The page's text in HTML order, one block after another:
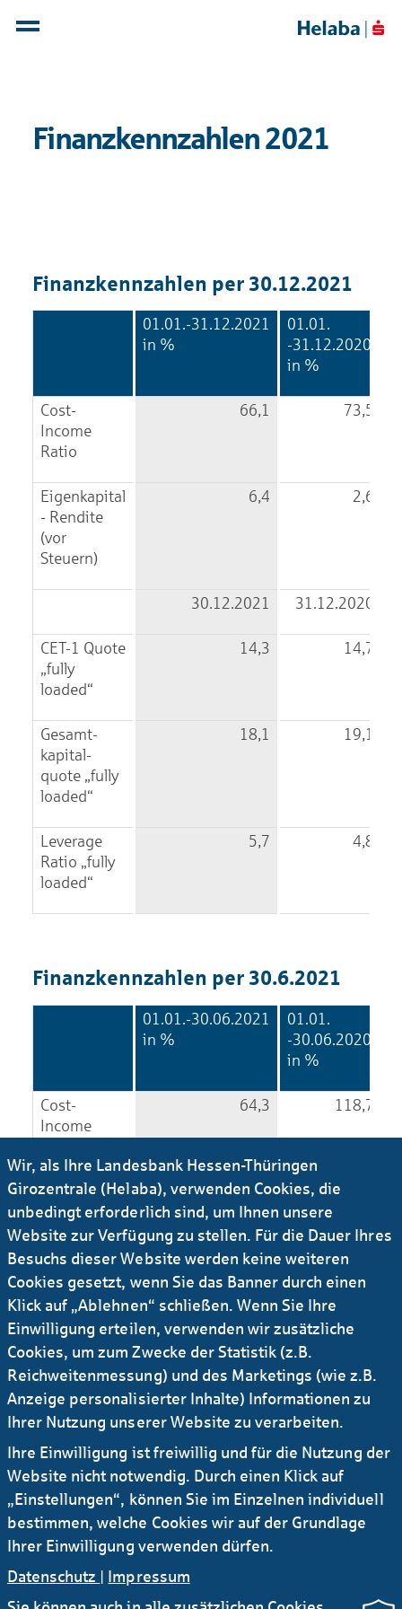
Finanz­kenn­zahlen 2021
Finanz­kenn­zahlen per 30.12.2021
01.01.-31.12.2021
in %
01.01.
-31.12.2020
in %
Cost-
Income
Ratio
66,1 73,5
Eigenkapital
- Rendite
(vor
Steuern)
6,4 2,6
30.12.2021 31.12.2020
CET-1 Quote
„fully
loaded“
14,3 14,7
Gesamt­
kapital­
quote „fully
loaded“
18,1 19,1
Leverage
Ratio „fully
loaded“
5,7 4,8
Finanz­kenn­zahlen per 30.6.2021
01.01.-30.06.2021
in %
01.01.
-30.06.2020
in %
Cost-
Income
64,3 118,7
Eigenkapital
- Rendite
(vor
Steuern)
6,7 -6,3
30.06.2021 31.12.2020
CET-1
Quote
14,0 14,7
Gesamt­
kapital­
quote
17,9 19,1
Leverage
Ratio
4,9 4,8
Wir, als Ihre Landesbank Hessen-Thüringen
Girozentrale (Helaba), verwenden Cookies, die
unbedingt erforderlich sind, um Ihnen unsere
Website zur Verfügung zu stellen. Für die Dauer Ihres
Besuchs dieser Website werden keine weiteren
Cookies gesetzt, wenn Sie das Banner durch einen
Klick auf „Ablehnen“ schließen. Wenn Sie Ihre
Einwilligung erteilen, verwenden wir zusätzliche
Cookies, um zum Zwecke der Statistik (z.B.
Reichweitenmessung) und des Marketings (wie z.B.
Anzeige personalisierter Inhalte) Informationen zu
Ihrer Nutzung unserer Website zu verarbeiten.
Ihre Einwilligung ist freiwillig und für die Nutzung der
Website nicht notwendig. Durch einen Klick auf
„Einstellungen“, können Sie im Einzelnen individuell
bestimmen, welche Cookies wir auf der Grundlage
Ihrer Einwilligung verwenden dürfen.
Datenschutz | Impressum